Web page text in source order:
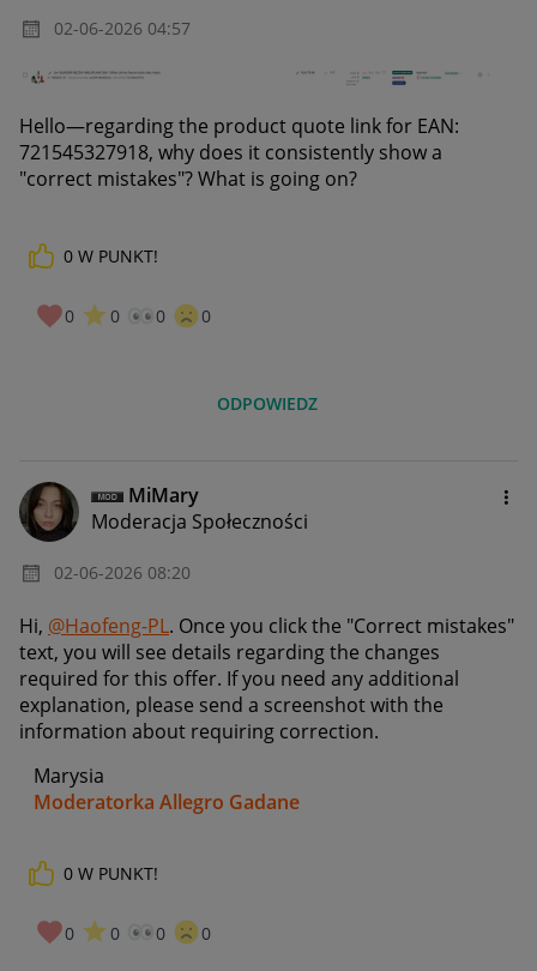
‎02-06-2026 04:57
Hello—regarding the product quote link for EAN:
721545327918, why does it consistently show a
"correct mistakes"? What is going on?
0 W PUNKT!
0 0 0 0
ODPOWIEDZ
MiMary
Moderacja Społeczności
‎02-06-2026 08:20
Hi, @Haofeng-PL. Once you click the "Correct mistakes"
text, you will see details regarding the changes
required for this offer. If you need any additional
explanation, please send a screenshot with the
information about requiring correction.
Marysia
Moderatorka Allegro Gadane
0 W PUNKT!
0 0 0 0